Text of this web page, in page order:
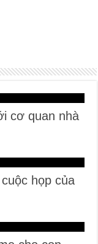
cơ quan nhà
họp của